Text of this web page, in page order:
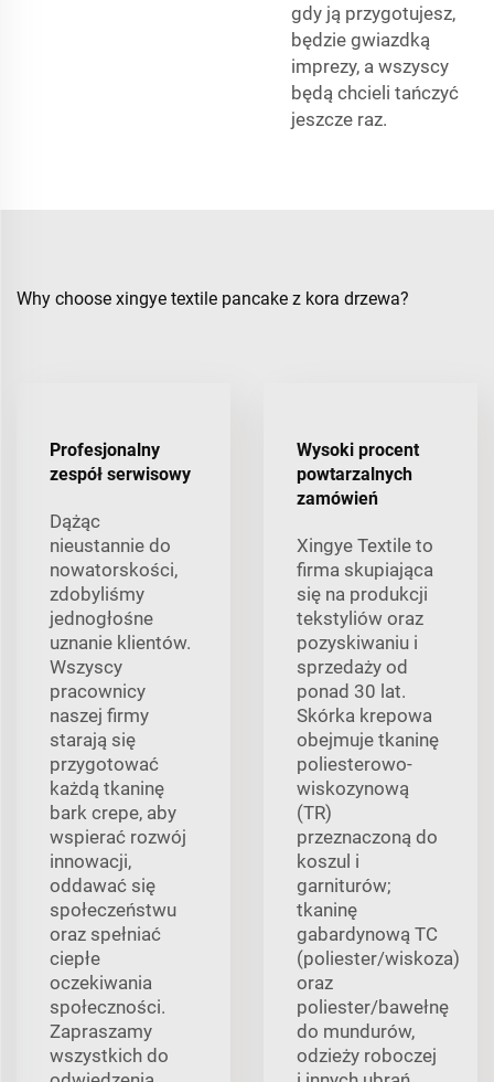
gdy ją przygotujesz,
będzie gwiazdką
imprezy, a wszyscy
będą chcieli tańczyć
jeszcze raz.
Why choose xingye textile pancake z kora drzewa?
Profesjonalny
zespół serwisowy
Dążąc
nieustannie do
nowatorskości,
zdobyliśmy
jednogłośne
uznanie klientów.
Wszyscy
pracownicy
naszej firmy
starają się
przygotować
każdą tkaninę
bark crepe, aby
wspierać rozwój
innowacji,
oddawać się
społeczeństwu
oraz spełniać
ciepłe
oczekiwania
społeczności.
Zapraszamy
wszystkich do
Wysoki procent
powtarzalnych
zamówień
Xingye Textile to
firma skupiająca
się na produkcji
tekstyliów oraz
pozyskiwaniu i
sprzedaży od
ponad 30 lat.
Skórka krepowa
obejmuje tkaninę
poliesterowo-
wiskozynową
(TR)
przeznaczoną do
koszul i
garniturów;
tkaninę
gabardynową TC
(poliester/wiskoza)
oraz
poliester/bawełnę
do mundurów,
odzieży roboczej